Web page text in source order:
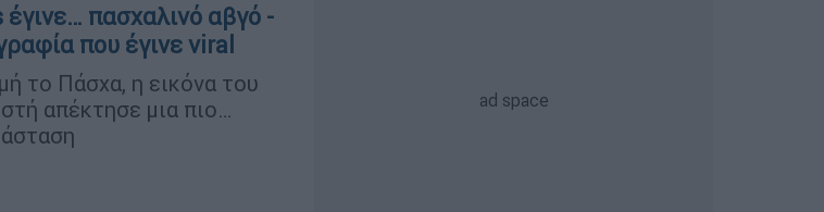
πασχαλινό αβγό -
που έγινε viral
το Πάσχα, η εικόνα του
απέκτησε μια πιο…